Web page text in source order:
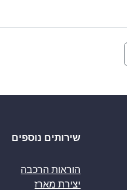
שירותים נוספים
הוראות הרכבה
יצירת מארז